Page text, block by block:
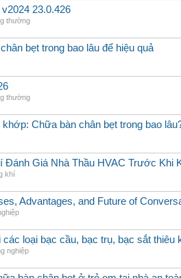
23.0.426
thường
bẹt trong bao lâu để hiệu quả
thường
Chữa bàn chân bẹt trong bao
Đánh Giá Nhà Thầu HVAC Trước Khi
khí
Advantages, and Future of
các loại bạc cầu, bạc trụ, bạc sắt thiêu
nghiệp